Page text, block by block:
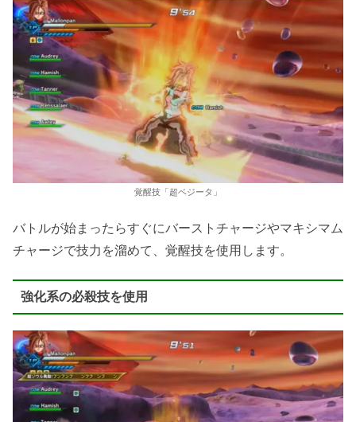
覚醒技「超ベジータ」
バトルが始まったらすぐにバーストチャージやマキシマム
チャージで技力を溜めて、覚醒技を使用します。
強化系の必殺技を使用